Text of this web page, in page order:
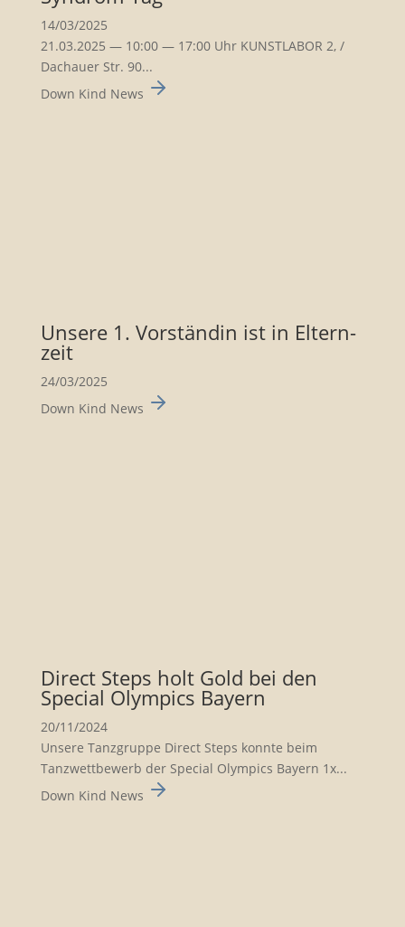
14/03/2025
21.03.2025 — 10:00 — 17:00 Uhr KUNSTLABOR 2, /
Dachauer Str. 90...
Down Kind News
Unsere 1. Vorständin ist in Eltern­
zeit
24/03/2025
Down Kind News
Direct Steps holt Gold bei den
Special Olympics Bayern
20/11/2024
Unsere Tanzgruppe Direct Steps konnte beim
Tanzwett­be­werb der Special Olympics Bayern 1x...
Down Kind News